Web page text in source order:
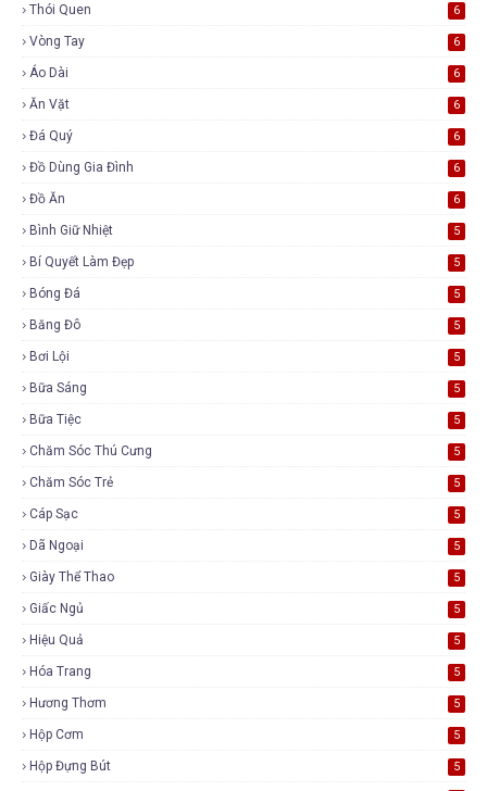
Thói Quen 6
Vòng Tay 6
Áo Dài 6
Ăn Vặt 6
Đá Quý 6
Đồ Dùng Gia Đình 6
Đồ Ăn 6
Bình Giữ Nhiệt 5
Bí Quyết Làm Đẹp 5
Bóng Đá 5
Băng Đô 5
Bơi Lội 5
Bữa Sáng 5
Bữa Tiệc 5
Chăm Sóc Thú Cưng 5
Chăm Sóc Trẻ 5
Cáp Sạc 5
Dã Ngoại 5
Giày Thể Thao 5
Giấc Ngủ 5
Hiệu Quả 5
Hóa Trang 5
Hương Thơm 5
Hộp Cơm 5
Hộp Đựng Bút 5